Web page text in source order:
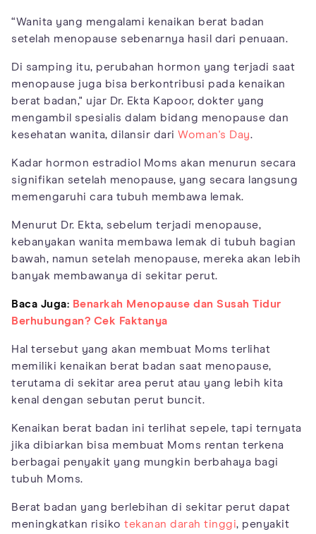
“Wanita yang mengalami kenaikan berat badan
setelah menopause sebenarnya hasil dari penuaan.
Di samping itu, perubahan hormon yang terjadi saat
menopause juga bisa berkontribusi pada kenaikan
berat badan," ujar Dr. Ekta Kapoor, dokter yang
mengambil spesialis dalam bidang menopause dan
kesehatan wanita, dilansir dari Woman's Day.
Kadar hormon estradiol Moms akan menurun secara
signifikan setelah menopause, yang secara langsung
memengaruhi cara tubuh membawa lemak.
Menurut Dr. Ekta, sebelum terjadi menopause,
kebanyakan wanita membawa lemak di tubuh bagian
bawah, namun setelah menopause, mereka akan lebih
banyak membawanya di sekitar perut.
Baca Juga: Benarkah Menopause dan Susah Tidur
Berhubungan? Cek Faktanya
Hal tersebut yang akan membuat Moms terlihat
memiliki kenaikan berat badan saat menopause,
terutama di sekitar area perut atau yang lebih kita
kenal dengan sebutan perut buncit.
Kenaikan berat badan ini terlihat sepele, tapi ternyata
jika dibiarkan bisa membuat Moms rentan terkena
berbagai penyakit yang mungkin berbahaya bagi
tubuh Moms.
Berat badan yang berlebihan di sekitar perut dapat
meningkatkan risiko tekanan darah tinggi, penyakit